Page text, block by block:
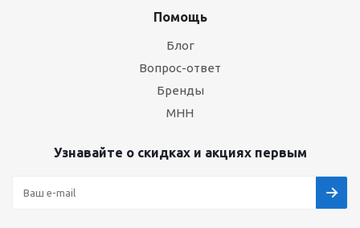
Помощь
Блог
Вопрос-ответ
Бренды
МНН
Узнавайте о скидках и акциях первым